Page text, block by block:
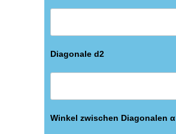
Diagonale d2
Winkel zwischen Diagonalen α